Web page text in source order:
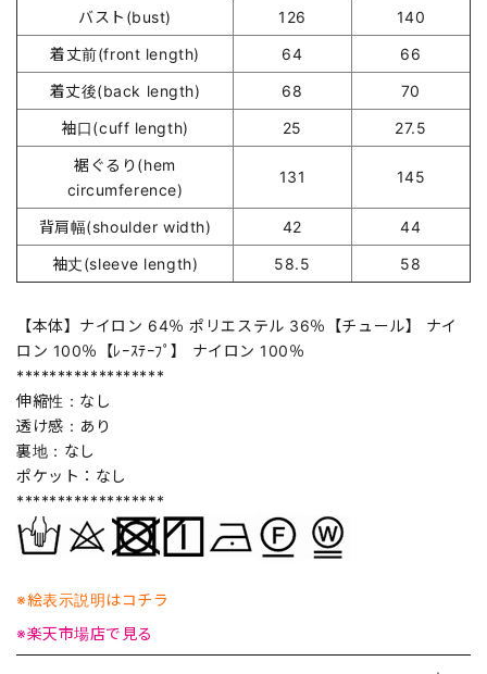
バスト(bust)
126
140
着丈前(front length)
64
66
着丈後(back length)
68
70
袖口(cuff length)
25
27.5
裾ぐるり(hem
circumference)
131 145
背肩幅(shoulder width) 42
44
袖丈(sleeve length)
58.5 58
【本体】ナイロン 64％ ポリエステル 36％【チュール】 ナイ
ロン 100％【ﾚｰｽﾃｰﾌﾟ】 ナイロン 100％
******************
伸縮性：なし
透け感：あり
裏地：なし
ポケット：なし
******************
※絵表示説明はコチラ
※楽天市場店で見る